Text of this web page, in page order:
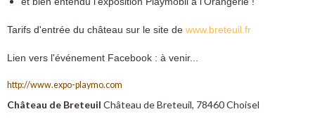
Tarifs d'entrée du château sur le site de www.breteuil.fr
Lien vers l'événement Facebook : à venir...
http://www.expo-playmo.com
Château de Breteuil Château de Breteuil, 78460 Choisel